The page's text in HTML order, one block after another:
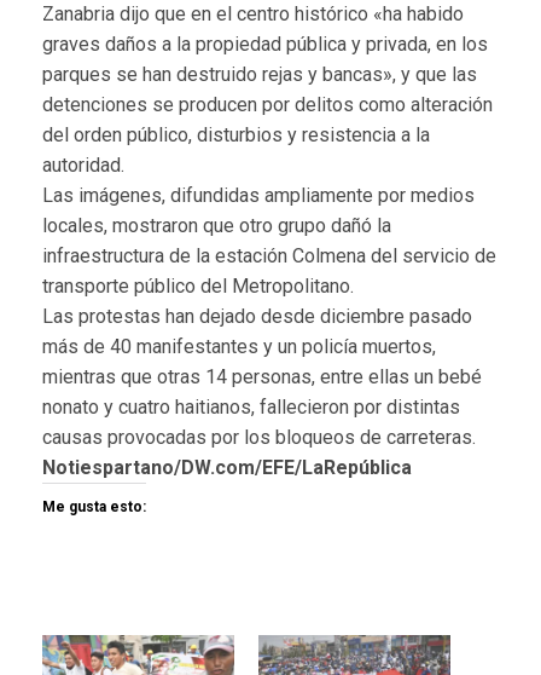
Zanabria dijo que en el centro histórico «ha habido
graves daños a la propiedad pública y privada, en los
parques se han destruido rejas y bancas», y que las
detenciones se producen por delitos como alteración
del orden público, disturbios y resistencia a la
autoridad.
Las imágenes, difundidas ampliamente por medios
locales, mostraron que otro grupo dañó la
infraestructura de la estación Colmena del servicio de
transporte público del Metropolitano.
Las protestas han dejado desde diciembre pasado
más de 40 manifestantes y un policía muertos,
mientras que otras 14 personas, entre ellas un bebé
nonato y cuatro haitianos, fallecieron por distintas
causas provocadas por los bloqueos de carreteras.
Notiespartano/DW.com/EFE/LaRepública
Me gusta esto: